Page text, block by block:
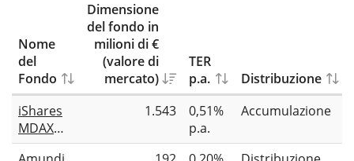
Nome
del
Fondo
Dimensione
del fondo in
milioni di €
(valore di
mercato)
TER
p.a.
Distribuzione
iShares
MDAX
UCITS
1.543
0,51%
p.a.
Accumulazione